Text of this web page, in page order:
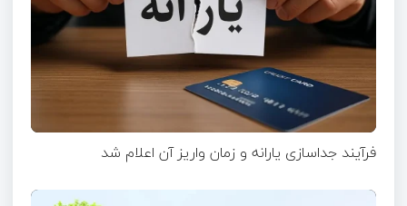
فرآیند جداسازی یارانه و زمان واریز آن اعلام شد